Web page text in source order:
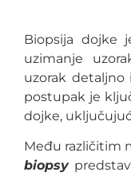
Biopsija dojke
uzimanje
uzorak detaljno
postupak je
dojke,
Među različitim
biopsy